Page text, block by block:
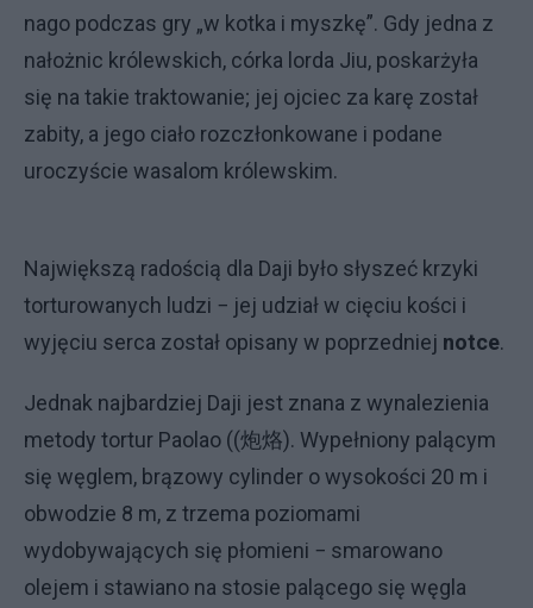
nago podczas gry „w kotka i myszkę”. Gdy jedna z
nałożnic królewskich, córka lorda Jiu, poskarżyła
się na takie traktowanie; jej ojciec za karę został
zabity, a jego ciało rozczłonkowane i podane
uroczyście wasalom królewskim.
Największą radością dla Daji było słyszeć krzyki
torturowanych ludzi − jej udział w cięciu kości i
wyjęciu serca został opisany w poprzedniej notce.
Jednak najbardziej Daji jest znana z wynalezienia
metody tortur Paolao ((炮烙). Wypełniony palącym
się węglem, brązowy cylinder o wysokości 20 m i
obwodzie 8 m, z trzema poziomami
wydobywających się płomieni − smarowano
olejem i stawiano na stosie palącego się węgla